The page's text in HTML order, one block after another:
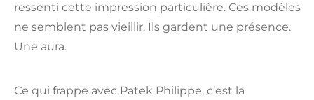
ressenti cette impression particulière. Ces modèles
ne semblent pas vieillir. Ils gardent une présence.
Une aura.
Ce qui frappe avec Patek Philippe, c’est la